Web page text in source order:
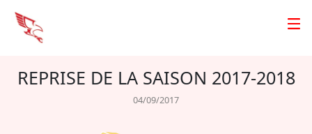
REPRISE DE LA SAISON 2017-2018
04/09/2017